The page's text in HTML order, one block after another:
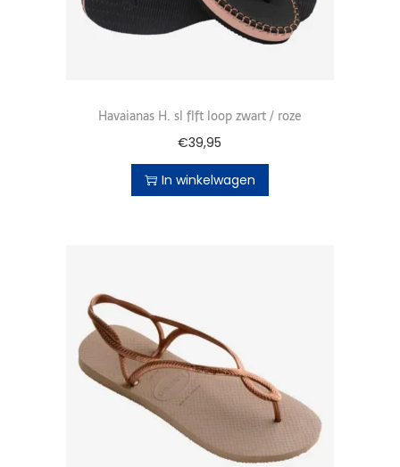
Havaianas H. sl flft loop zwart / roze
€39,95
In winkelwagen